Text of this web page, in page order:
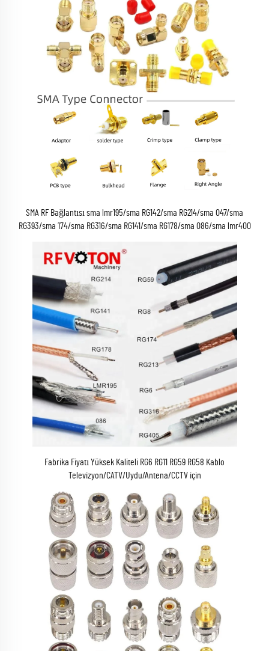
SMA RF Bağlantısı sma lmr195/sma RG142/sma RG214/sma 047/sma
RG393/sma 174/sma RG316/sma RG141/sma RG178/sma 086/sma lmr400
Fabrika Fiyatı Yüksek Kaliteli RG6 RG11 RG59 RG58 Kablo
Televizyon/CATV/Uydu/Antena/CCTV için